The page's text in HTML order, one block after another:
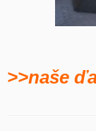
>>naše